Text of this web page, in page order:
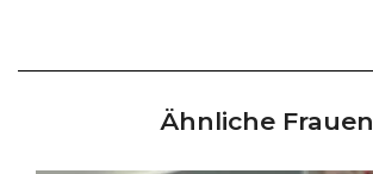
Ähnliche Frauen